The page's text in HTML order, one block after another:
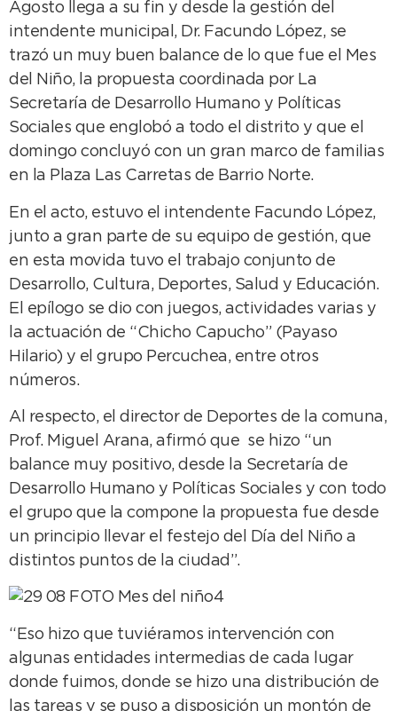
Agosto llega a su fin y desde la gestión del
intendente municipal, Dr. Facundo López, se
trazó un muy buen balance de lo que fue el Mes
del Niño, la propuesta coordinada por La
Secretaría de Desarrollo Humano y Políticas
Sociales que englobó a todo el distrito y que el
domingo concluyó con un gran marco de familias
en la Plaza Las Carretas de Barrio Norte.
En el acto, estuvo el intendente Facundo López,
junto a gran parte de su equipo de gestión, que
en esta movida tuvo el trabajo conjunto de
Desarrollo, Cultura, Deportes, Salud y Educación.
El epílogo se dio con juegos, actividades varias y
la actuación de “Chicho Capucho” (Payaso
Hilario) y el grupo Percuchea, entre otros
números.
Al respecto, el director de Deportes de la comuna,
Prof. Miguel Arana, afirmó que se hizo “un
balance muy positivo, desde la Secretaría de
Desarrollo Humano y Políticas Sociales y con todo
el grupo que la compone la propuesta fue desde
un principio llevar el festejo del Día del Niño a
distintos puntos de la ciudad”.
“Eso hizo que tuviéramos intervención con
algunas entidades intermedias de cada lugar
donde fuimos, donde se hizo una distribución de
las tareas y se puso a disposición un montón de